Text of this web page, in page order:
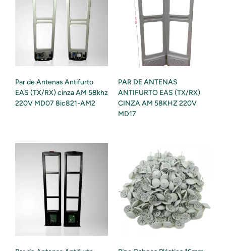
Par de Antenas Antifurto
EAS (TX/RX) cinza AM 58khz
220V MD07 8ic821-AM2
PAR DE ANTENAS
ANTIFURTO EAS (TX/RX)
CINZA AM 58KHZ 220V
MD17